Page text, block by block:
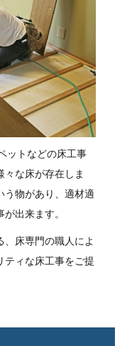
ットなどの床工事
々な床が存在しま
う物があり、適材適
出来ます。
、床専門の職人によ
ティな床工事をご提